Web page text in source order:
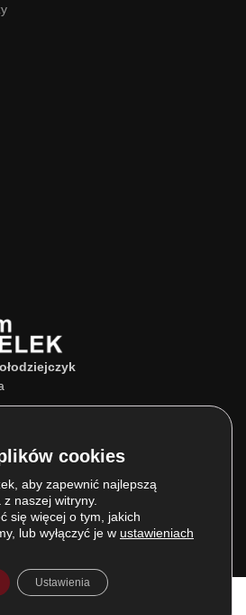
aby zapewnić najlepszą
naszej witryny.
się więcej o tym, jakich
lub wyłączyć je w ustawieniach
Ustawienia